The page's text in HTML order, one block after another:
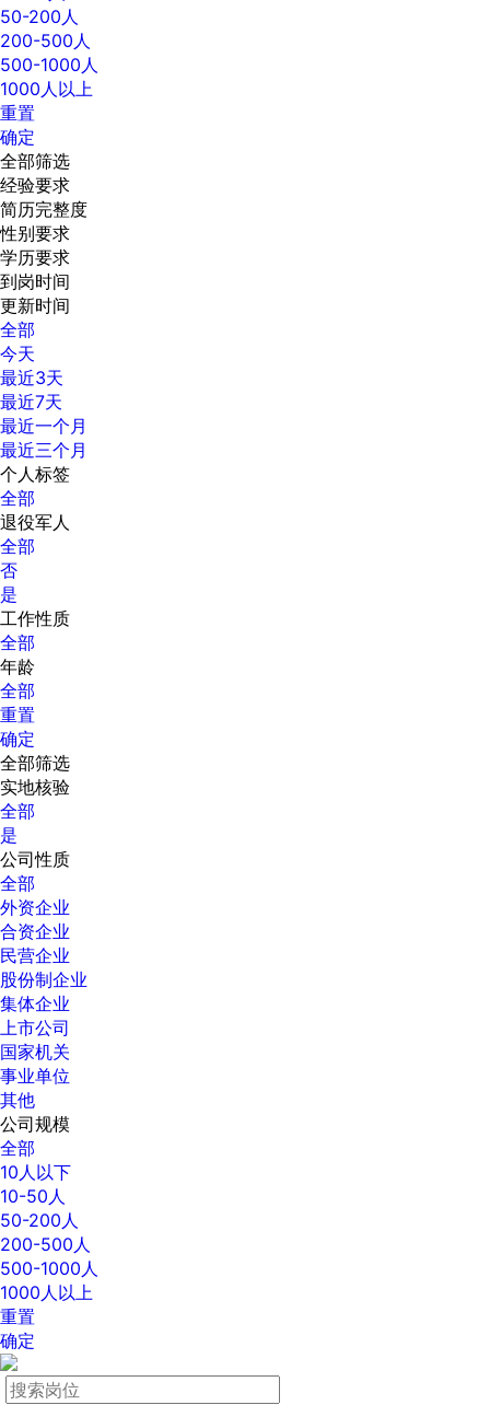
50-200人
200-500人
500-1000人
1000人以上
重置
确定
全部筛选
经验要求
简历完整度
性别要求
学历要求
到岗时间
更新时间
全部
今天
最近3天
最近7天
最近一个月
最近三个月
个人标签
全部
退役军人
全部
否
是
工作性质
全部
年龄
全部
重置
确定
全部筛选
实地核验
全部
是
公司性质
全部
外资企业
合资企业
民营企业
股份制企业
集体企业
上市公司
国家机关
事业单位
其他
公司规模
全部
10人以下
10-50人
50-200人
200-500人
500-1000人
1000人以上
重置
确定